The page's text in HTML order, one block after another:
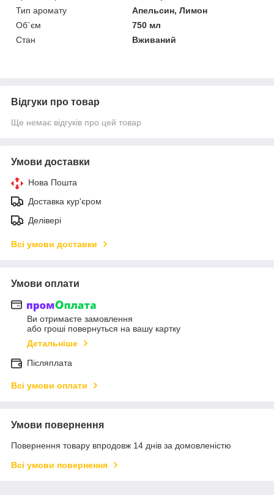
Тип аромату
Апельсин, Лимон
Об`єм
750 мл
Стан
Вживаний
Відгуки про товар
Ще немає відгуків про цей товар
Умови доставки
Нова Пошта
Доставка кур'єром
Делівері
Всі умови доставки
Умови оплати
Ви отримаєте замовлення
або гроші повернуться на вашу картку
Детальніше
Післяплата
Всі умови оплати
Умови повернення
Повернення товару впродовж 14 днів за домовленістю
Всі умови повернення